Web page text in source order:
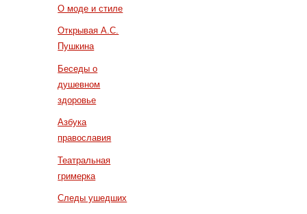
О моде и стиле
Открывая А.С.
Пушкина
Беседы о
душевном
здоровье
Азбука
православия
Театральная
гримерка
Следы ушедших